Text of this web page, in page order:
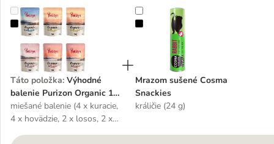
Výhodné balenie Purizon Organic 12 x 85 g
Táto položka: Výhodné
balenie Purizon Organic 12
x 85 g
miešané balenie (4 x kuracie,
4 x hovädzie, 2 x losos, 2 x
Mrazom sušené Cosma Snackies
Mrazom sušené Cosma
Snackies
králičie (24 g)